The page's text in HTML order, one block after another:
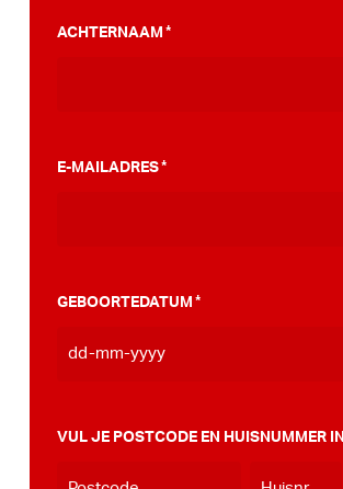
ACHTERNAAM *
E-MAILADRES*
GEBOORTEDATUM *
VUL JE POSTCODE EN HUISNUMMER IN